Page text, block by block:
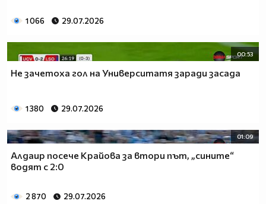
1 066 29.07.2026
00:53
Не зачетоха гол на Университатя заради засада
1 380 29.07.2026
01:09
Алдаир посече Крайова за втори път, „сините“
водят с 2:0
2 870 29.07.2026